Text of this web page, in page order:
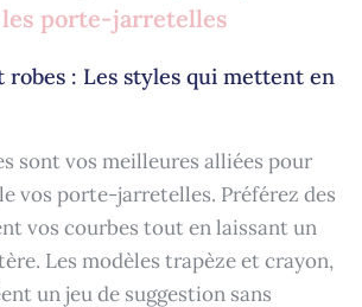
les porte-jarretelles
robes : Les styles qui mettent en
sont vos meilleures alliées pour
vos porte-jarretelles. Préférez des
vos courbes tout en laissant un
Les modèles trapèze et crayon,
un jeu de suggestion sans